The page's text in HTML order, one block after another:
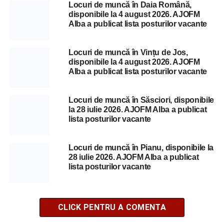
Locuri de muncă în Daia Română,
disponibile la 4 august 2026. AJOFM
Alba a publicat lista posturilor vacante
Locuri de muncă în Vințu de Jos,
disponibile la 4 august 2026. AJOFM
Alba a publicat lista posturilor vacante
Locuri de muncă în Săsciori, disponibile
la 28 iulie 2026. AJOFM Alba a publicat
lista posturilor vacante
Locuri de muncă în Pianu, disponibile la
28 iulie 2026. AJOFM Alba a publicat
lista posturilor vacante
CLICK PENTRU A COMENTA